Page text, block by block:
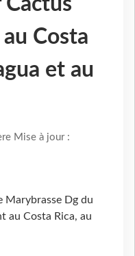
Costa
et au
Mise à jour :